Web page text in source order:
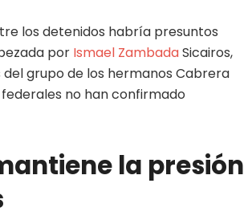
los detenidos habría presuntos
por Ismael ZambadaSicairos,
grupo de los hermanos Cabrera
no han confirmado
la presión